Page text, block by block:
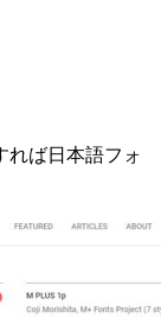
れば日本語フォ